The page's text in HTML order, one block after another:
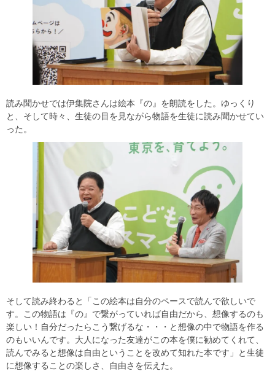
読み聞かせでは伊集院さんは絵本『の』を朗読をした。ゆっくり
と、そして時々、生徒の目を見ながら物語を生徒に読み聞かせてい
った。
そして読み終わると「この絵本は自分のペースで読んで欲しいで
す。この物語は『の』で繋がっていれば自由だから、想像するのも
楽しい！自分だったらこう繋げるな・・・と想像の中で物語を作る
のもいいんです。大人になった友達がこの本を僕に勧めてくれて、
読んでみると想像は自由ということを改めて知れた本です」と生徒
に想像することの楽しさ、自由さを伝えた。